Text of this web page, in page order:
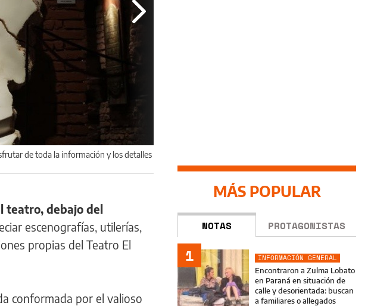
de toda la información y los detalles
teatro, debajo del
escenografías, utilerías,
propias del Teatro El
conformada por el valioso
MÁS POPULAR
NOTAS PROTAGONISTAS
1
INFORMACIÓN GENERAL
Encontraron a Zulma Lobato
en Paraná en situación de
calle y desorientada: buscan
a familiares o allegados